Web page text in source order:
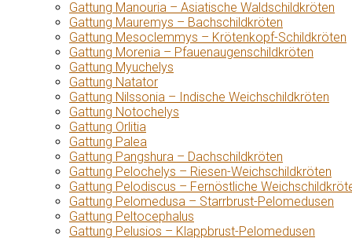
Gattung Manouria – Asiatische Waldschildkröten
Gattung Mauremys – Bachschildkröten
Gattung Mesoclemmys – Krötenkopf-Schildkröten
Gattung Morenia – Pfauenaugenschildkröten
Gattung Myuchelys
Gattung Natator
Gattung Nilssonia – Indische Weichschildkröten
Gattung Notochelys
Gattung Orlitia
Gattung Palea
Gattung Pangshura – Dachschildkröten
Gattung Pelochelys – Riesen-Weichschildkröten
Gattung Pelodiscus – Fernöstliche
Gattung Pelomedusa – Starrbrust-Pelomedusen
Gattung Peltocephalus
Gattung Pelusios – Klappbrust-Pelomedusen